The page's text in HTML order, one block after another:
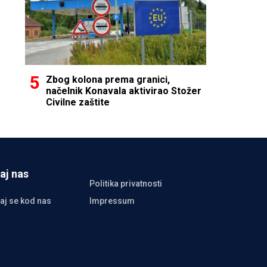
Zbog kolona prema granici,
načelnik Konavala aktivirao Stožer
Civilne zaštite
nas
Politika privatnosti
se kod nas
Impressum